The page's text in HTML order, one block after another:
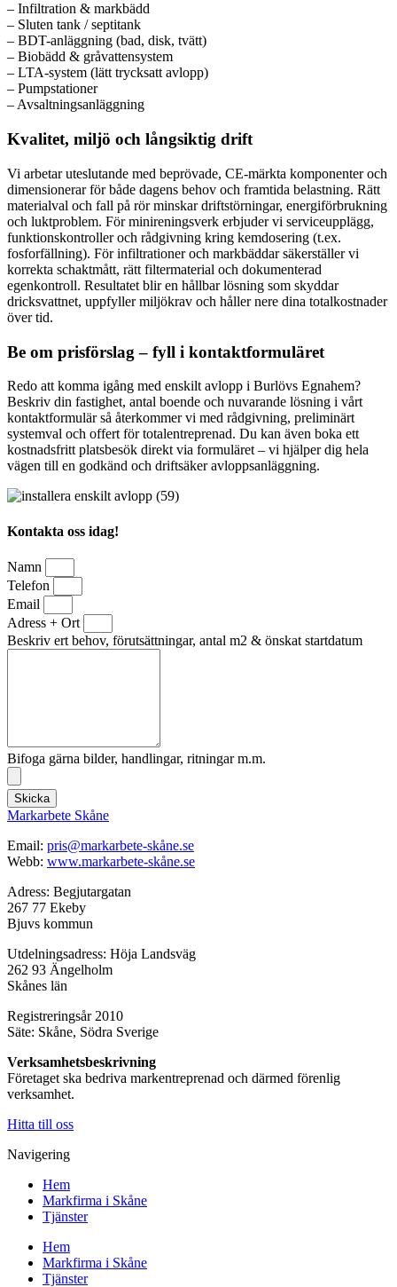
– Infiltration & markbädd
– Sluten tank / septitank
– BDT-anläggning (bad, disk, tvätt)
– Biobädd & gråvattensystem
– LTA-system (lätt trycksatt avlopp)
– Pumpstationer
– Avsaltningsanläggning
Kvalitet, miljö och långsiktig drift
Vi arbetar uteslutande med beprövade, CE-märkta komponenter och
dimensionerar för både dagens behov och framtida belastning. Rätt
materialval och fall på rör minskar driftstörningar, energiförbrukning
och luktproblem. För minireningsverk erbjuder vi serviceupplägg,
funktionskontroller och rådgivning kring kemdosering (t.ex.
fosforfällning). För infiltrationer och markbäddar säkerställer vi
korrekta schaktmått, rätt filtermaterial och dokumenterad
egenkontroll. Resultatet blir en hållbar lösning som skyddar
dricksvattnet, uppfyller miljökrav och håller nere dina totalkostnader
över tid.
Be om prisförslag – fyll i kontaktformuläret
Redo att komma igång med enskilt avlopp i Burlövs Egnahem?
Beskriv din fastighet, antal boende och nuvarande lösning i vårt
kontaktformulär så återkommer vi med rådgivning, preliminärt
systemval och offert för totalentreprenad. Du kan även boka ett
kostnadsfritt platsbesök direkt via formuläret – vi hjälper dig hela
vägen till en godkänd och driftsäker avloppsanläggning.
Kontakta oss idag!
Namn
Telefon
Email
Adress + Ort
Beskriv ert behov, förutsättningar, antal m2 & önskat startdatum
Bifoga gärna bilder, handlingar, ritningar m.m.
Skicka
Markarbete Skåne
Email: pris@markarbete-skåne.se
Webb: www.markarbete-skåne.se
Adress: Begjutargatan
267 77 Ekeby
Bjuvs kommun
Utdelningsadress: Höja Landsväg
262 93 Ängelholm
Skånes län
Registreringsår 2010
Säte: Skåne, Södra Sverige
Verksamhetsbeskrivning
Företaget ska bedriva markentreprenad och därmed förenlig
verksamhet.
Hitta till oss
Navigering
Hem
Markfirma i Skåne
Tjänster
Hem
Markfirma i Skåne
Tjänster